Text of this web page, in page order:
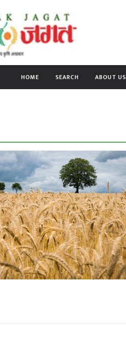
HOME SEARCH ABOUT US